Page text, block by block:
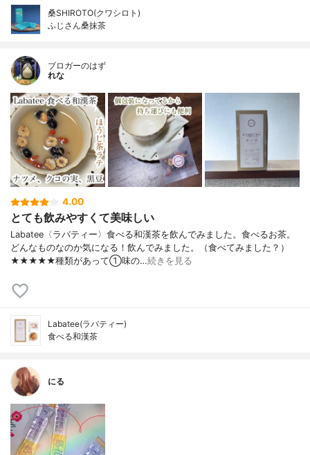
桑SHIROTO(クワシロト)
ふじさん桑抹茶
ブロガーのはず
れな
4.00
とても飲みやすくて美味しい
Labatee〈ラバティー〉食べる和漢茶を飲んでみました。食べるお茶。
どんなものなのか気になる！飲んでみました。（食べてみました？）
★★★★★種類があって①味の…続きを見る
Labatee(ラバティー)
食べる和漢茶
にる